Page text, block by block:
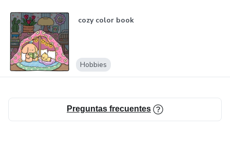
cozy color book
Hobbies
Preguntas frecuentes